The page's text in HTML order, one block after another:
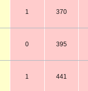
1 370
0 395
1 441